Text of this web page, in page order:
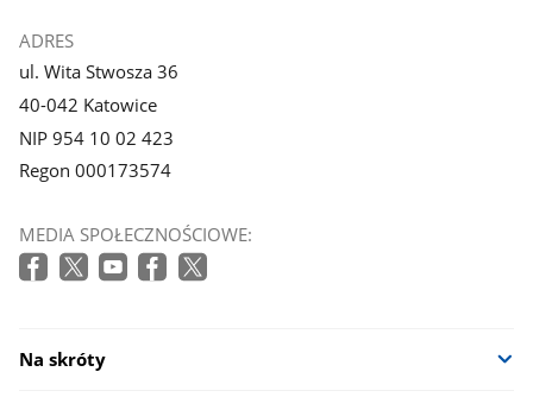
ADRES
ul. Wita Stwosza 36
40-042 Katowice
NIP 954 10 02 423
Regon 000173574
MEDIA SPOŁECZNOŚCIOWE:
Na skróty